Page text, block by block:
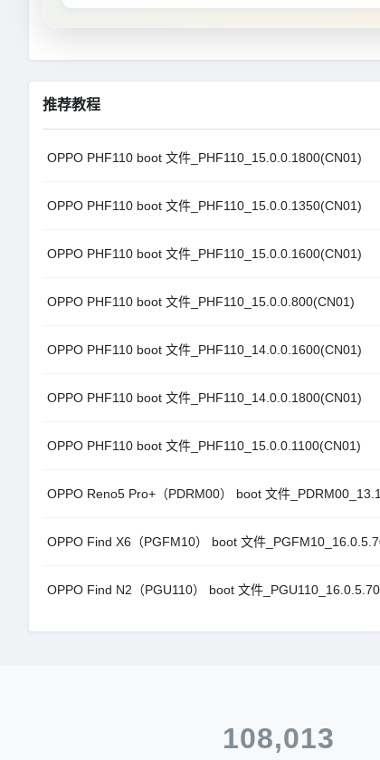
推荐教程
OPPO PHF110 boot 文件_PHF110_15.0.0.1800(CN01)
OPPO PHF110 boot 文件_PHF110_15.0.0.1350(CN01)
OPPO PHF110 boot 文件_PHF110_15.0.0.1600(CN01)
OPPO PHF110 boot 文件_PHF110_15.0.0.800(CN01)
OPPO PHF110 boot 文件_PHF110_14.0.0.1600(CN01)
OPPO PHF110 boot 文件_PHF110_14.0.0.1800(CN01)
OPPO PHF110 boot 文件_PHF110_15.0.0.1100(CN01)
OPPO Reno5 Pro+（PDRM00） boot 文件
OPPO Find X6（PGFM10） boot 文件
OPPO Find N2（PGU110） boot 文件
108,013